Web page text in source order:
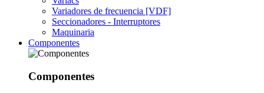
Variadores de frecuencia [VDF]
Seccionadores - Interruptores
Maquinaria
Componentes
Componentes